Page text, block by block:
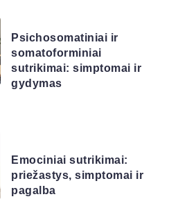
Psichosomatiniai ir
somatoforminiai
sutrikimai: simptomai ir
gydymas
Emociniai sutrikimai:
priežastys, simptomai ir
pagalba